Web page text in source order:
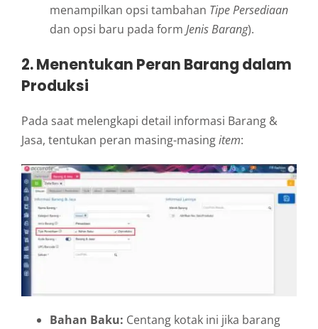
menampilkan opsi tambahan Tipe Persediaan
dan opsi baru pada form Jenis Barang).
2. Menentukan Peran Barang dalam
Produksi
Pada saat melengkapi detail informasi Barang &
Jasa, tentukan peran masing-masingitem:
Bahan Baku: Centang kotak ini jika barang